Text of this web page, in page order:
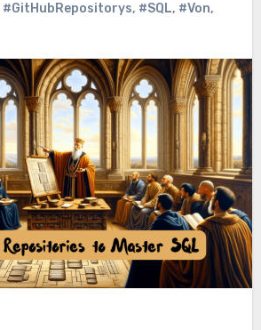
#GitHubRepositorys, #SQL, #Von,